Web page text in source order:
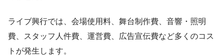
ライブ興行では、会場使用料、舞台制作費、音響・照明
費、スタッフ人件費、運営費、広告宣伝費など多くのコス
トが発生します。